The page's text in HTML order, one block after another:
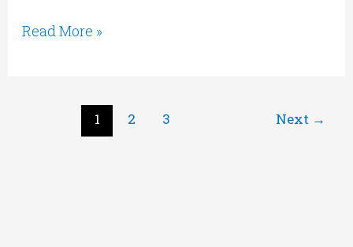
Read More »
1 2 3 Next →